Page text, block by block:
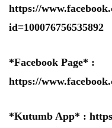
https://
id=100076756535892
*Facebook Page* :
https://
*Kutumb App* :